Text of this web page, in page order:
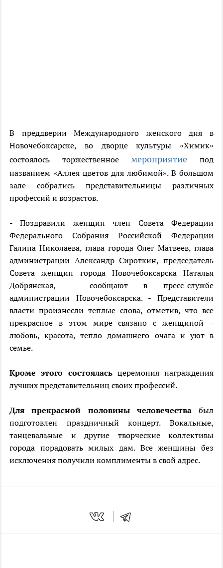
В преддверии Международного женского дня в
Новочебоксарске, во дворце культуры «Химик»
состоялось торжественноемероприятие под
названием «Аллея цветов для любимой». В большом
зале собрались представительницы различных
профессий и возрастов.
- Поздравили женщин член Совета Федерации
Федерального Собрания Российской Федерации
Галина Николаева, глава города Олег Матвеев, глава
администрации Александр Сироткин, председатель
Совета женщин города Новочебоксарска Наталья
Добрянская, - сообщают в пресс-службе
администрации Новочебоксарска. - Представители
власти произнесли теплые слова, отметив, что все
прекрасное в этом мире связано с женщиной –
любовь, красота, тепло домашнего очага и уют в
семье.
Кроме этого состояласьцеремония награждения
лучших представительниц своих профессий.
Для прекрасной половины человечествабыл
подготовлен праздничный концерт. Вокальные,
танцевальные и другие творческие коллективы
города порадовать милых дам. Все женщины без
исключения получили комплименты в свой адрес.